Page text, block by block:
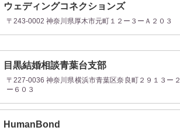
ウェディングコネクションズ
〒243-0002 神奈川県厚木市元町１２ー３ーＡ２０３
目黒結婚相談青葉台支部
〒227-0036 神奈川県横浜市青葉区奈良町２９１３ー２
ー６０３
HumanBond